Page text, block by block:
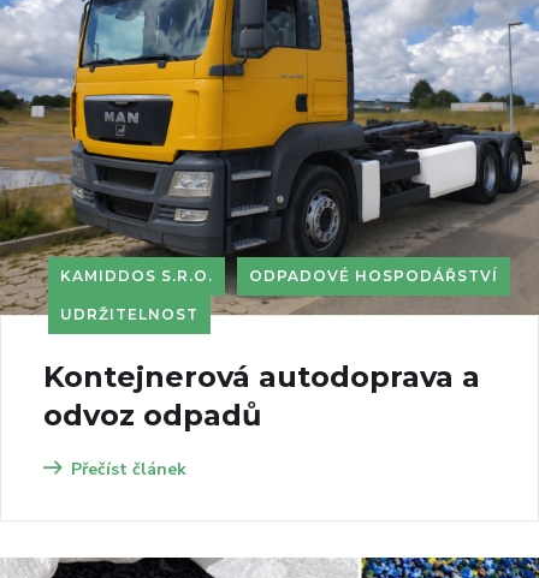
KAMIDDOS S.R.O. ODPADOVÉ HOSPODÁŘSTVÍ
UDRŽITELNOST
Kontejnerová autodoprava a
odvoz odpadů
Přečíst článek